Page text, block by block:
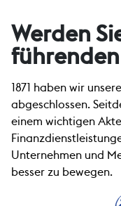
Werden
1871 haben wir
abgeschlossen.
einem wichtigen
Unternehmen und
besser zu bewegen.